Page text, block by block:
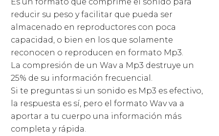
reducir su peso y facilitar que pueda ser
almacenado en reproductores con poca
capacidad, o bien en los que solamente
reconocen o reproducen en formato Mp3.
La compresión de un Wav a Mp3 destruye un
25% de su información frecuencial.
Si te preguntas si un sonido es Mp3 es efectivo,
la respuesta es sí, pero el formato Wav va a
aportar a tu cuerpo una información más
completa y rápida.